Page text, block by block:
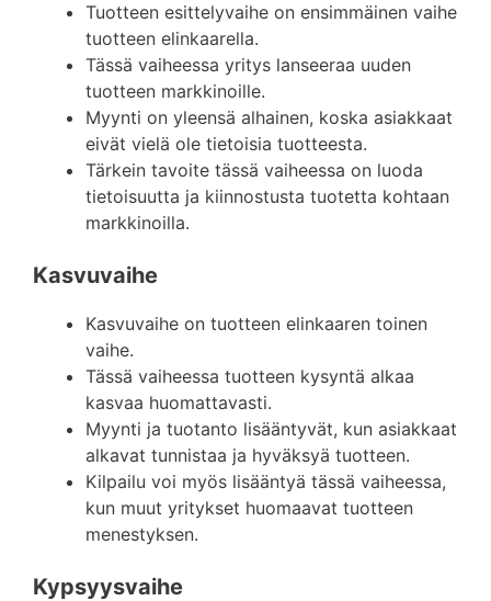
Tuotteen esittelyvaihe on ensimmäinen vaihe
tuotteen elinkaarella.
Tässä vaiheessa yritys lanseeraa uuden
tuotteen markkinoille.
Myynti on yleensä alhainen, koska asiakkaat
eivät vielä ole tietoisia tuotteesta.
Tärkein tavoite tässä vaiheessa on luoda
tietoisuutta ja kiinnostusta tuotetta kohtaan
markkinoilla.
Kasvuvaihe
Kasvuvaihe on tuotteen elinkaaren toinen
vaihe.
Tässä vaiheessa tuotteen kysyntä alkaa
kasvaa huomattavasti.
Myynti ja tuotanto lisääntyvät, kun asiakkaat
alkavat tunnistaa ja hyväksyä tuotteen.
Kilpailu voi myös lisääntyä tässä vaiheessa,
kun muut yritykset huomaavat tuotteen
menestyksen.
Kypsyysvaihe